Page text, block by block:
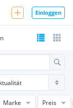
Einloggen
Marke Preis